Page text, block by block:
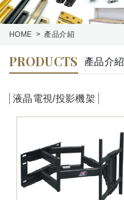
HOME 產品介紹
PRODUCTS 產品介紹
液晶電視/投影機架